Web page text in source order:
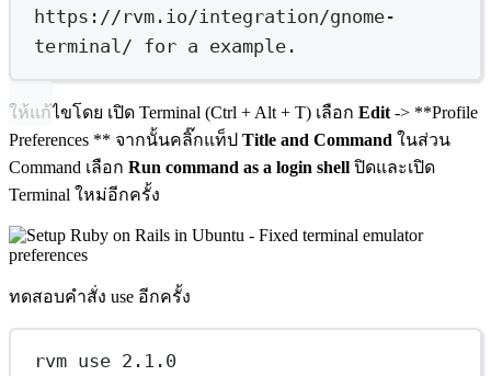
https://rvm.io/integration/gnome-
terminal/ for a example.
ให้แก้ไขโดย เปิด Terminal (Ctrl + Alt + T) เลือก Edit -> **Profile
Preferences ** จากนั้นคลิ๊กแท็ป Title and Command ในส่วน
Command เลือก Run command as a login shell ปิดและเปิด
Terminal ใหม่อีกครั้ง
ทดสอบคำสั่ง use อีกครั้ง
rvm use 2.1.0